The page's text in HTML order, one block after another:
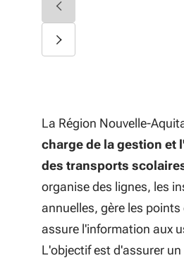
Diapositive précédente
Diapositive suivante
La Région Nouvelle-
charge de la gestion et
des transports
organise des lignes, les
annuelles, gère les
assure l'information aux
L'objectif est d'assurer